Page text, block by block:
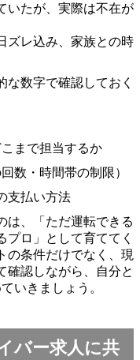
いたが、実際は不在が
ズレ込み、家族との時
な数字で確認しておく
まで担当するか
数・時間帯の制限）
支払い方法
は、「ただ運転できる
ロ」として育ててく
の条件だけでなく、現
確認しながら、自分と
いきましょう。
バー求人に共